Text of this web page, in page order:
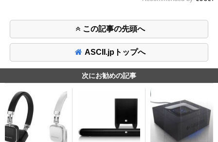
この記事の先頭へ
ASCII.jpトップへ
次にお勧めの記事